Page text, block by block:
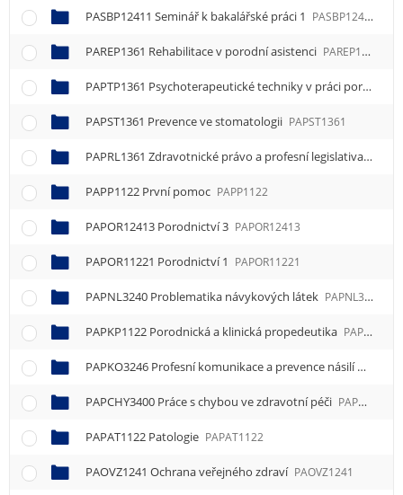
PASBP12411 Seminář k bakalářské práci 1 PASBP12411
PAREP1361 Rehabilitace v porodní asistenci PAREP1361
PAPTP1361 Psychoterapeutické techniky v práci porodní asistentky
PAPST1361 Prevence ve stomatologii PAPST1361
PAPRL1361 Zdravotnické právo a profesní legislativa
PAPP1122 První pomoc PAPP1122
PAPOR12413 Porodnictví 3 PAPOR12413
PAPOR11221 Porodnictví 1 PAPOR11221
PAPNL3240 Problematika návykových látek PAPNL3240
PAPKP1122 Porodnická a klinická propedeutika PAPKP1122
PAPKO3246 Profesní komunikace a prevence násilí
PAPCHY3400 Práce s chybou ve zdravotní péči PAPCHY3400
PAPAT1122 Patologie PAPAT1122
PAOVZ1241 Ochrana veřejného zdraví PAOVZ1241